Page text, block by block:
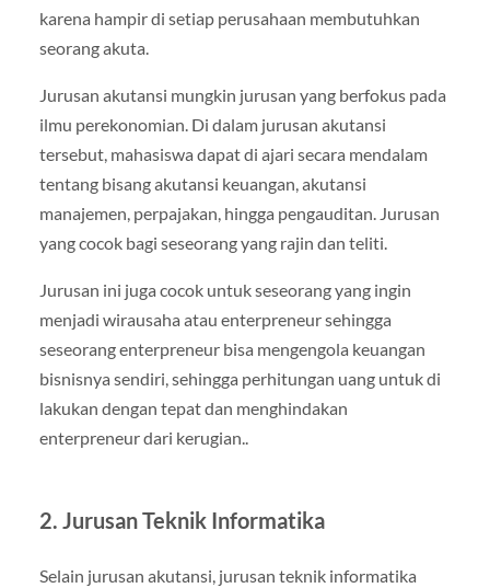
karena hampir di setiap perusahaan membutuhkan
seorang akuta.
Jurusan akutansi mungkin jurusan yang berfokus pada
ilmu perekonomian. Di dalam jurusan akutansi
tersebut, mahasiswa dapat di ajari secara mendalam
tentang bisang akutansi keuangan, akutansi
manajemen, perpajakan, hingga pengauditan. Jurusan
yang cocok bagi seseorang yang rajin dan teliti.
Jurusan ini juga cocok untuk seseorang yang ingin
menjadi wirausaha atau enterpreneur sehingga
seseorang enterpreneur bisa mengengola keuangan
bisnisnya sendiri, sehingga perhitungan uang untuk di
lakukan dengan tepat dan menghindakan
enterpreneur dari kerugian..
2. Jurusan Teknik Informatika
Selain jurusan akutansi, jurusan teknik informatika